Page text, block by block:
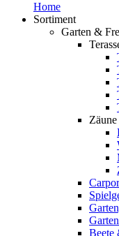
Home
Sortiment
Garten &
Beete